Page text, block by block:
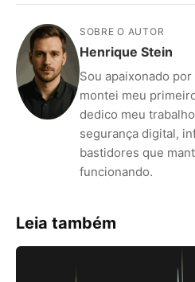
SOBRE O AUTOR
Henrique Stein
Sou apaixonado
montei meu
dedico meu
segurança digital,
bastidores que
funcionando.
Leia também